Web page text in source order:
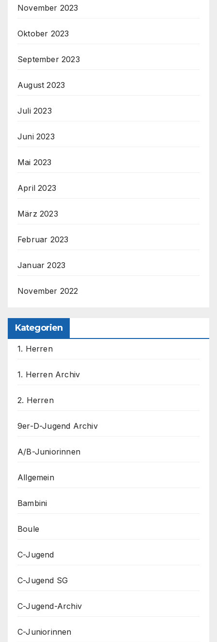
November 2023
Oktober 2023
September 2023
August 2023
Juli 2023
Juni 2023
Mai 2023
April 2023
März 2023
Februar 2023
Januar 2023
November 2022
Kategorien
1. Herren
1. Herren Archiv
2. Herren
9er-D-Jugend Archiv
A/B-Juniorinnen
Allgemein
Bambini
Boule
C-Jugend
C-Jugend SG
C-Jugend-Archiv
C-Juniorinnen